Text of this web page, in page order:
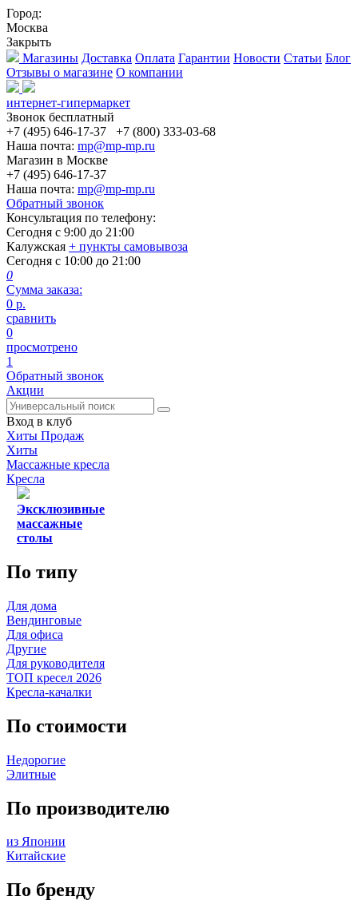
Город:
Москва
Закрыть
Магазины Доставка Оплата Гарантии Новости Статьи Блог
Отзывы о магазине О компании
интернет-гипермаркет
Звонок бесплатный
+7 (495) 646-17-37
+7 (800) 333-03-68
Наша почта: mp@mp-mp.ru
Магазин в Москве
+7 (495) 646-17-37
Наша почта: mp@mp-mp.ru
Обратный звонок
Консультация по телефону:
Сегодня с 9:00 до 21:00
Калужская + пункты самовывоза
Сегодня с 10:00 до 21:00
0
Сумма заказа:
0 р.
сравнить
0
просмотрено
1
Обратный звонок
Акции
Вход в клуб
Хиты Продаж
Хиты
Массажные кресла
Кресла
Эксклюзивные
массажные
столы
По типу
Для дома
Вендинговые
Для офиса
Другие
Для руководителя
ТОП кресел 2026
Кресла-качалки
По стоимости
Недорогие
Элитные
По производителю
из Японии
Китайские
По бренду